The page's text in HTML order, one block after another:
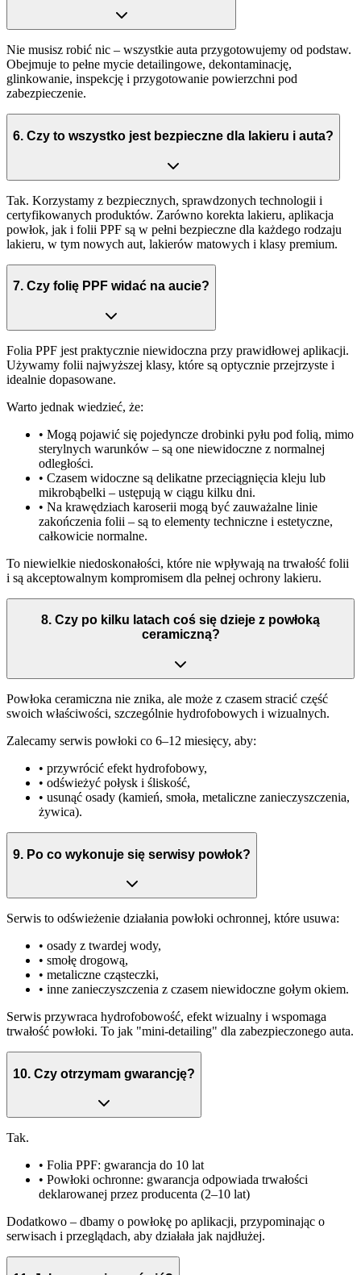
Nie musisz robić nic – wszystkie auta przygotowujemy od podstaw.
Obejmuje to pełne mycie detailingowe, dekontaminację,
glinkowanie, inspekcję i przygotowanie powierzchni pod
zabezpieczenie.
6. Czy to wszystko jest bezpieczne dla lakieru i auta?
Tak. Korzystamy z bezpiecznych, sprawdzonych technologii i
certyfikowanych produktów. Zarówno korekta lakieru, aplikacja
powłok, jak i folii PPF są w pełni bezpieczne dla każdego rodzaju
lakieru, w tym nowych aut, lakierów matowych i klasy premium.
7. Czy folię PPF widać na aucie?
Folia PPF jest praktycznie niewidoczna przy prawidłowej aplikacji.
Używamy folii najwyższej klasy, które są optycznie przejrzyste i
idealnie dopasowane.
Warto jednak wiedzieć, że:
• Mogą pojawić się pojedyncze drobinki pyłu pod folią, mimo
sterylnych warunków – są one niewidoczne z normalnej
odległości.
• Czasem widoczne są delikatne przeciągnięcia kleju lub
mikrobąbelki – ustępują w ciągu kilku dni.
• Na krawędziach karoserii mogą być zauważalne linie
zakończenia folii – są to elementy techniczne i estetyczne,
całkowicie normalne.
To niewielkie niedoskonałości, które nie wpływają na trwałość folii
i są akceptowalnym kompromisem dla pełnej ochrony lakieru.
8. Czy po kilku latach coś się dzieje z powłoką
ceramiczną?
Powłoka ceramiczna nie znika, ale może z czasem stracić część
swoich właściwości, szczególnie hydrofobowych i wizualnych.
Zalecamy serwis powłoki co 6–12 miesięcy, aby:
• przywrócić efekt hydrofobowy,
• odświeżyć połysk i śliskość,
• usunąć osady (kamień, smoła, metaliczne zanieczyszczenia,
żywica).
9. Po co wykonuje się serwisy powłok?
Serwis to odświeżenie działania powłoki ochronnej, które usuwa:
• osady z twardej wody,
• smołę drogową,
• metaliczne cząsteczki,
• inne zanieczyszczenia z czasem niewidoczne gołym okiem.
Serwis przywraca hydrofobowość, efekt wizualny i wspomaga
trwałość powłoki. To jak "mini-detailing" dla zabezpieczonego auta.
10. Czy otrzymam gwarancję?
Tak.
• Folia PPF: gwarancja do 10 lat
• Powłoki ochronne: gwarancja odpowiada trwałości
deklarowanej przez producenta (2–10 lat)
Dodatkowo – dbamy o powłokę po aplikacji, przypominając o
serwisach i przeglądach, aby działała jak najdłużej.